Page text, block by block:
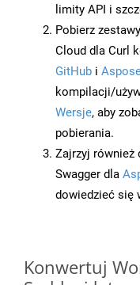
limity API i
Pobierz
Cloud dla Curl
GitHub i
kompilacji/
Wersje, aby
pobierania.
Zajrzyj również
Swagger dla
dowiedzieć się
Konwertuj